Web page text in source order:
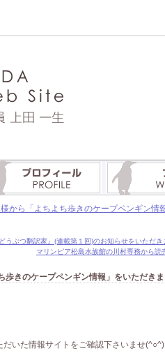
から「よちよち歩きのケープペンギン情
うぶつ翻訳家』(連載第１回)のお知らせをいただき
マリンピア松島水族館の川村専務から
歩きのケープペンギン情報」をいただき
いた情報サイトをご確認下さいませ